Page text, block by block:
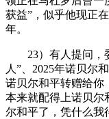
获益”，似乎他现正
年。
23）有人提问，委
人”、2025年诺贝尔
诺贝尔和平转赠给你
本来就配得上诺贝尔
尔和平了，凭什么我